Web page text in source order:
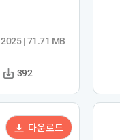
다
수
392
2025 | 71.71 MB
다운로드